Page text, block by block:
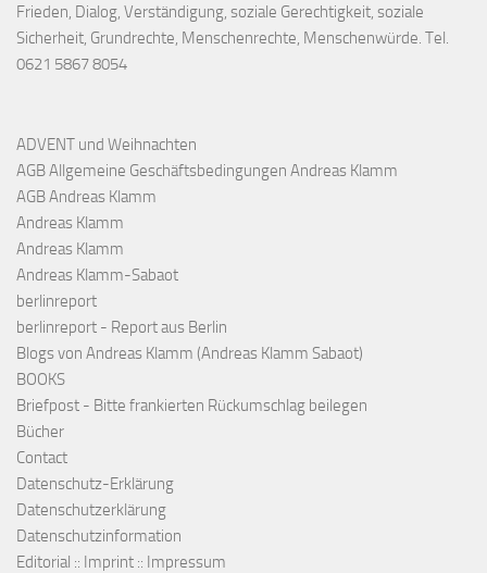
Frieden, Dialog, Verständigung, soziale Gerechtigkeit, soziale
Sicherheit, Grundrechte, Menschenrechte, Menschenwürde. Tel.
0621 5867 8054
ADVENT und Weihnachten
AGB Allgemeine Geschäftsbedingungen Andreas Klamm
AGB Andreas Klamm
Andreas Klamm
Andreas Klamm
Andreas Klamm-Sabaot
berlinreport
berlinreport - Report aus Berlin
Blogs von Andreas Klamm (Andreas Klamm Sabaot)
BOOKS
Briefpost - Bitte frankierten Rückumschlag beilegen
Bücher
Contact
Datenschutz-Erklärung
Datenschutzerklärung
Datenschutzinformation
Editorial :: Imprint :: Impressum